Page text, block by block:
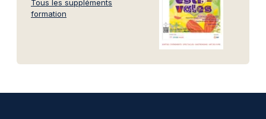
Tous les suppléments
formation